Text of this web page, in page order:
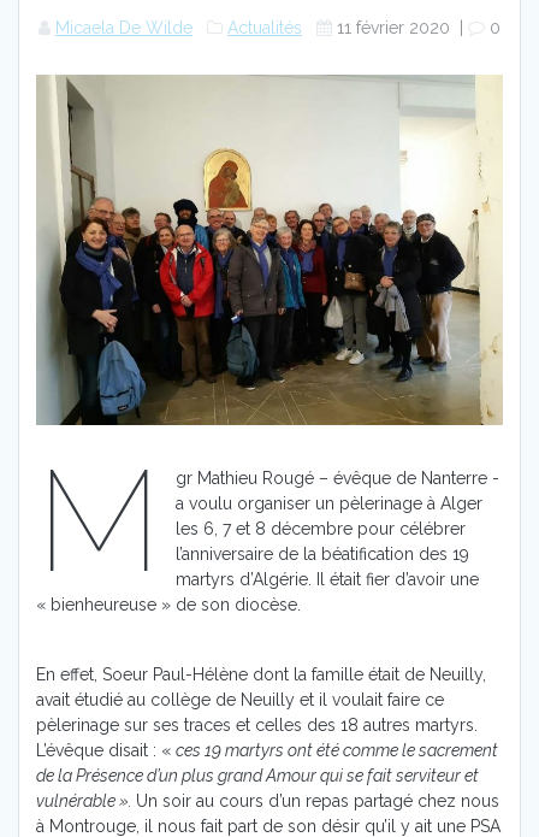
Micaela De Wilde Actualités 11 février 2020 0
M
gr Mathieu Rougé – évêque de Nanterre -
a voulu organiser un pèlerinage à Alger
les 6, 7 et 8 décembre pour célébrer
l’anniversaire de la béatification des 19
martyrs d’Algérie. Il était fier d’avoir une
« bienheureuse » de son diocèse.
En effet, Soeur Paul-Hélène dont la famille était de Neuilly,
avait étudié au collège de Neuilly et il voulait faire ce
pèlerinage sur ses traces et celles des 18 autres martyrs.
L’évêque disait : « ces 19 martyrs ont été comme le sacrement
de la Présence d’un plus grand Amour qui se fait serviteur et
vulnérable ». Un soir au cours d’un repas partagé chez nous
à Montrouge, il nous fait part de son désir qu’il y ait une PSA